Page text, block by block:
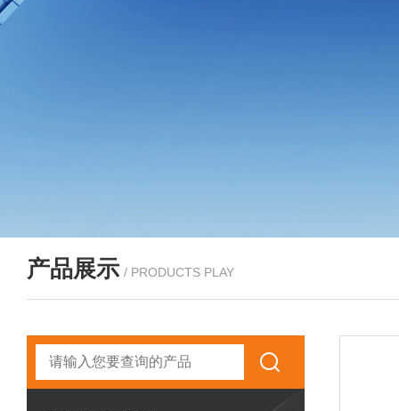
产品展示 / PRODUCTS PLAY